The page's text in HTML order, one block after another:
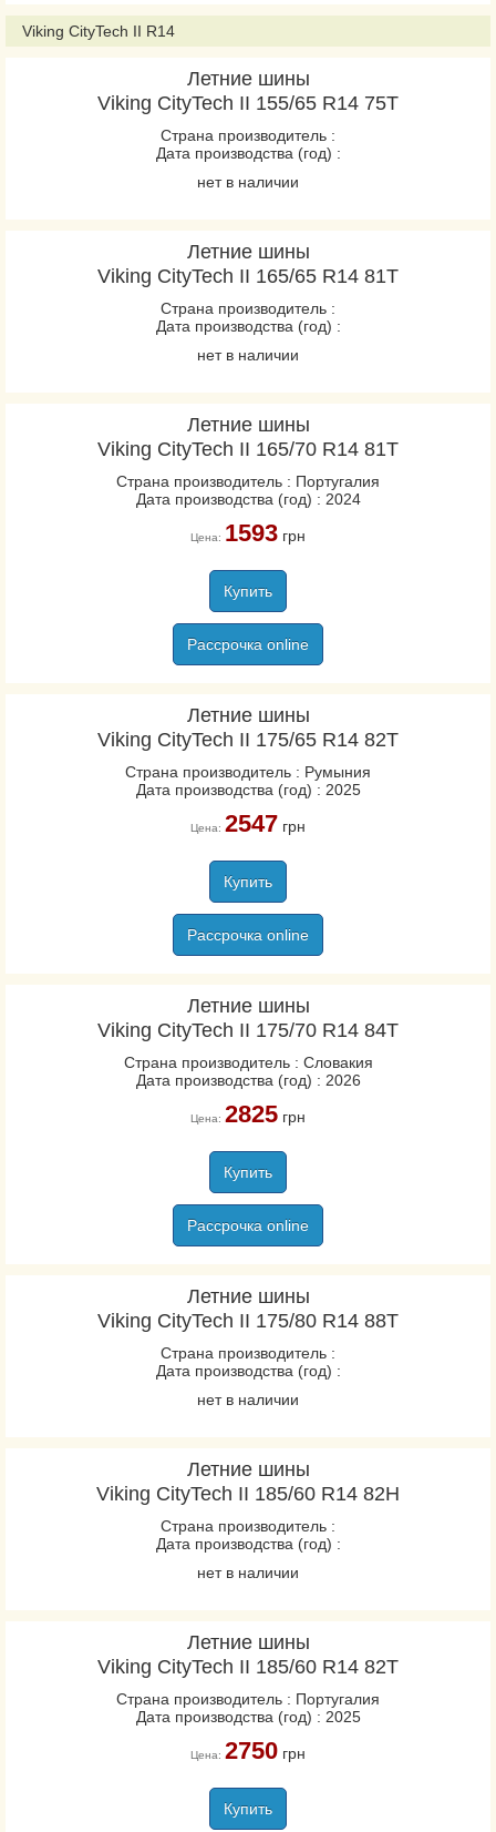
Viking CityTech II R14
Летние шины
Viking CityTech II 155/65 R14 75T
Страна производитель :
Дата производства (год) :
нет в наличии
Летние шины
Viking CityTech II 165/65 R14 81T
Страна производитель :
Дата производства (год) :
нет в наличии
Летние шины
Viking CityTech II 165/70 R14 81T
Страна производитель : Португалия
Дата производства (год) : 2024
Цена: 1593грн
Купить
Рассрочка online
Летние шины
Viking CityTech II 175/65 R14 82T
Страна производитель : Румыния
Дата производства (год) : 2025
Цена: 2547грн
Купить
Рассрочка online
Летние шины
Viking CityTech II 175/70 R14 84T
Страна производитель : Словакия
Дата производства (год) : 2026
Цена: 2825грн
Купить
Рассрочка online
Летние шины
Viking CityTech II 175/80 R14 88T
Страна производитель :
Дата производства (год) :
нет в наличии
Летние шины
Viking CityTech II 185/60 R14 82H
Страна производитель :
Дата производства (год) :
нет в наличии
Летние шины
Viking CityTech II 185/60 R14 82T
Страна производитель : Португалия
Дата производства (год) : 2025
Цена: 2750грн
Купить